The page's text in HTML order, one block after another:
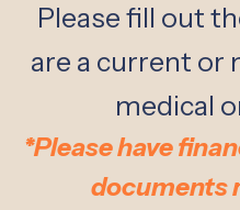
Please fill out
are a current or
medical
*Please have
documents